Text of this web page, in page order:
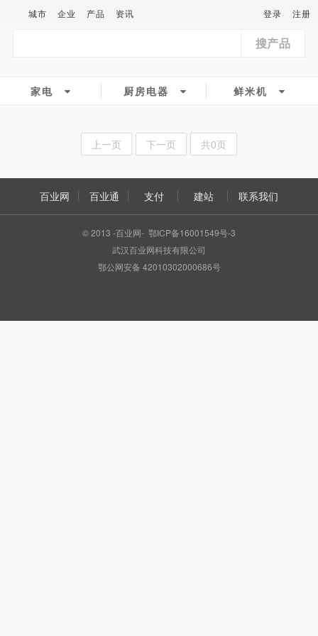
城市 企业 产品 资讯 登录 注册
搜产品
家电 厨房电器 鲜米机
上一页 下一页 共0页
百业网 百业通 支付 建站 联系我们
© 2013 -百业网- 鄂ICP备16001549号-3
武汉百业网科技有限公司
鄂公网安备 42010302000686号